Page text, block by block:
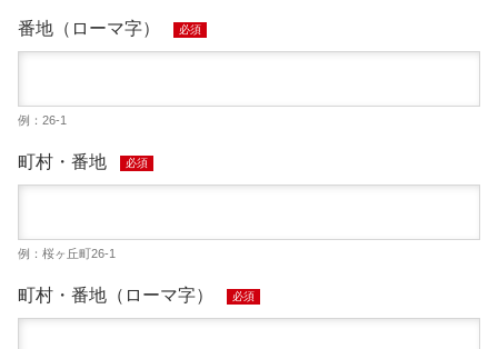
番地（ローマ字） 必須
例：26-1
町村・番地 必須
例：桜ヶ丘町26-1
町村・番地（ローマ字） 必須